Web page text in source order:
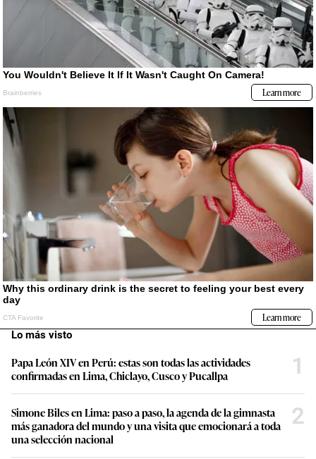
Lo más visto
Papa León XIV en Perú: estas son todas las actividades
confirmadas en Lima, Chiclayo, Cusco y Pucallpa
1
Simone Biles en Lima: paso a paso, la agenda de la gimnasta
más ganadora del mundo y una visita que emocionará a toda
una selección nacional
2